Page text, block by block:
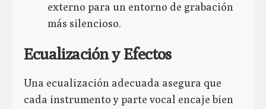
externo para un entorno de grabación
más silencioso.
Ecualización y Efectos
Una ecualización adecuada asegura que
cada instrumento y parte vocal encaje bien